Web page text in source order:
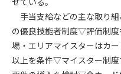
手当支給などの主な取り
の優良技能者制度▽評価制
場・エリアマイスターはカ
以上を条件▽マイスター制
(5) その他管理者が会員とす
2. 管理者は承認後であって
当することが判明した場
ます。
第5条（IDおよびパスワー